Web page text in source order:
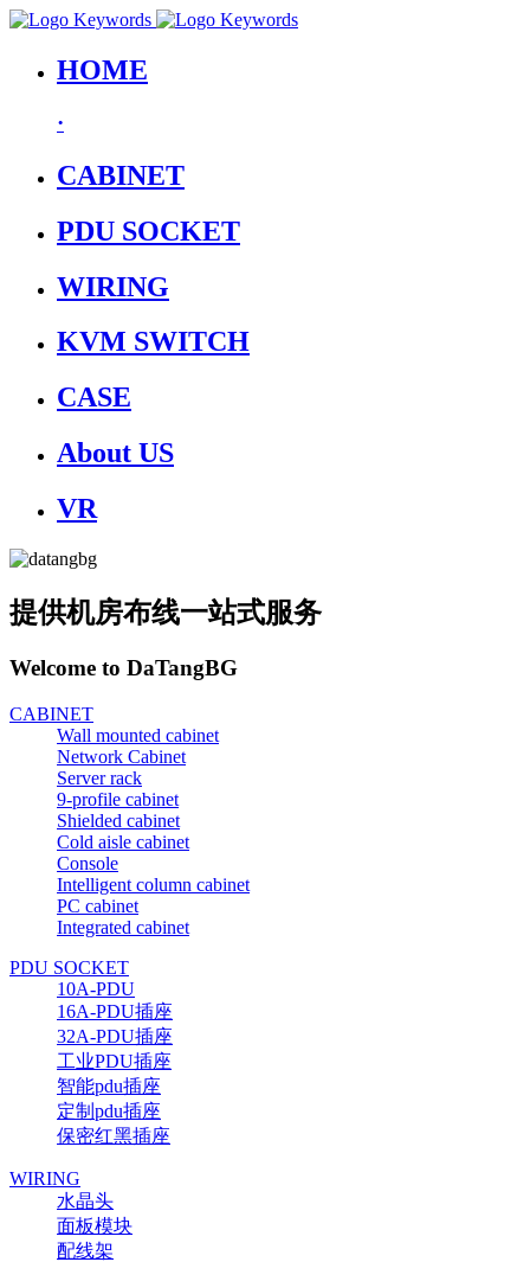
HOME
·
CABINET
PDU SOCKET
WIRING
KVM SWITCH
CASE
About US
VR
提供机房布线一站式服务
Welcome to DaTangBG
CABINET
Wall mounted cabinet
Network Cabinet
Server rack
9-profile cabinet
Shielded cabinet
Cold aisle cabinet
Console
Intelligent column cabinet
PC cabinet
Integrated cabinet
PDU SOCKET
10A-PDU
16A-PDU插座
32A-PDU插座
工业PDU插座
智能pdu插座
定制pdu插座
保密红黑插座
WIRING
水晶头
面板模块
配线架